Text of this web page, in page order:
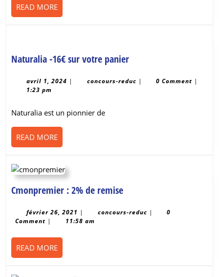
READ MOREREAD
MORE
Naturalia -16€ sur votre panierNaturalia
sur
avril 1, 2024 avril
| concours-reducconcours-
| 0 Comment |
1:23 pm
Naturalia est un pionnier de
READ MOREREAD
MORE
Cmonpremier : 2% de remiseCmonpremier
2%
février 26, 2021 février
26,
| concours-reducconcours-
|
0
Comment | 11:58 am
READ MOREREAD
MORE